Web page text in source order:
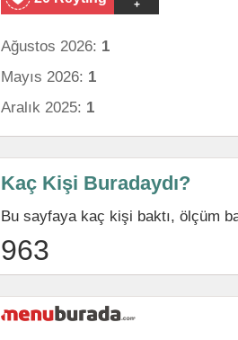
+
Ağustos 2026: 1
Mayıs 2026: 1
Aralık 2025: 1
Kaç Kişi Buradaydı?
Bu sayfaya kaç kişi baktı, ölçüm
963